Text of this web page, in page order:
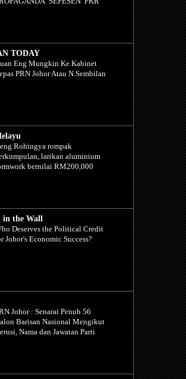
TODAY
Eng Mungkin Ke Kabinet
PRN Johor Atau N.Sembilan
Rohingya rompak
larikan aluminium
bernilai RM200,000
in the Wall
Deserves the Political Credit
Johor's Economic Success?
Johor : Senarai Penuh 56
Barisan Nasional Mengikut
Nama dan Jawatan Parti